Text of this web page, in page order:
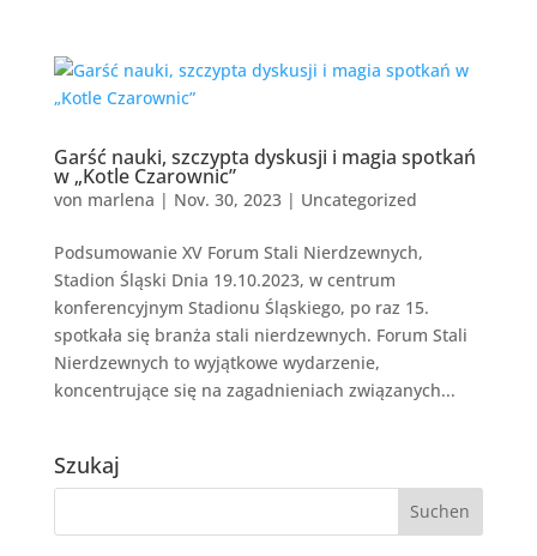
Garść nauki, szczypta dyskusji i magia spotkań
w „Kotle Czarownic”
von marlena | Nov. 30, 2023| Uncategorized
Podsumowanie XV Forum Stali Nierdzewnych,
Stadion Śląski Dnia 19.10.2023, w centrum
konferencyjnym Stadionu Śląskiego, po raz 15.
spotkała się branża stali nierdzewnych. Forum Stali
Nierdzewnych to wyjątkowe wydarzenie,
koncentrujące się na zagadnieniach związanych...
Szukaj